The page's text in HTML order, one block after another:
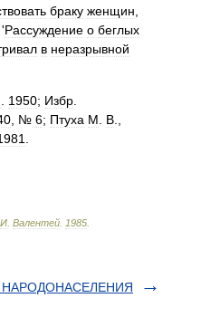
браку женщин
Рассуждение о беглых
в неразрывной
1950; Избр
, № 6; Птуха М В
И Валентей 1985
НАРОДОНАСЕЛЕНИЯ